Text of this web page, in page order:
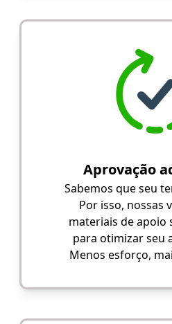
Aprovação
Sabemos que seu
Por isso, nossas
materiais de apoio
para otimizar seu
Menos esforço,